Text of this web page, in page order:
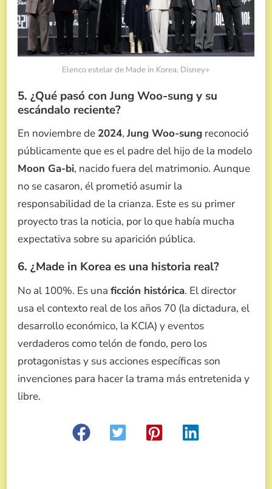
Elenco estelar de Made in Korea, Disney+
5. ¿Qué pasó con Jung Woo-sung y su
escándalo reciente?
En noviembre de 2024, Jung Woo-sung reconoció
públicamente que es el padre del hijo de la modelo
Moon Ga-bi, nacido fuera del matrimonio. Aunque
no se casaron, él prometió asumir la
responsabilidad de la crianza. Este es su primer
proyecto tras la noticia, por lo que había mucha
expectativa sobre su aparición pública.
6. ¿Made in Korea es una historia real?
No al 100%. Es una ficción histórica. El director
usa el contexto real de los años 70 (la dictadura, el
desarrollo económico, la KCIA) y eventos
verdaderos como telón de fondo, pero los
protagonistas y sus acciones específicas son
invenciones para hacer la trama más entretenida y
libre.